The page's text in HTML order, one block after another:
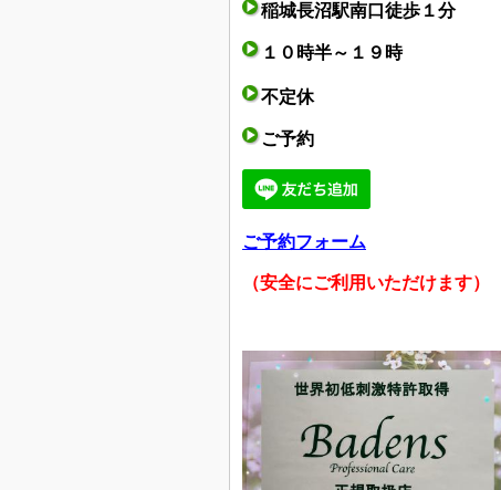
稲城長沼駅南口徒歩１分
１０時半～１９時
不定休
ご予約
ご予約フォーム
（安全にご利用いただけます）